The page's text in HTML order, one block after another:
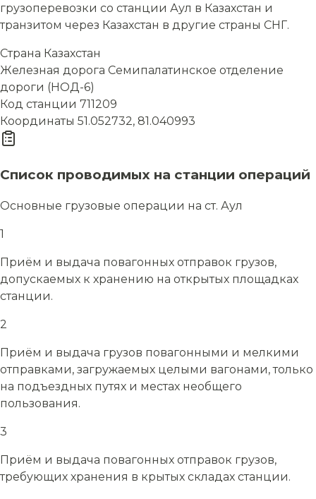
грузоперевозки со станции Аул в Казахстан и
транзитом через Казахстан в другие страны СНГ.
Страна Казахстан
Железная дорога Семипалатинское отделение
дороги (НОД-6)
Код станции 711209
Координаты 51.052732, 81.040993
Список проводимых на станции операций
Основные грузовые операции на ст. Аул
1
Приём и выдача повагонных отправок грузов,
допускаемых к хранению на открытых площадках
станции.
2
Приём и выдача грузов повагонными и мелкими
отправками, загружаемых целыми вагонами, только
на подъездных путях и местах необщего
пользования.
3
Приём и выдача повагонных отправок грузов,
требующих хранения в крытых складах станции.